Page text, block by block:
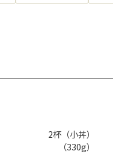
2杯（小丼）
（330g）